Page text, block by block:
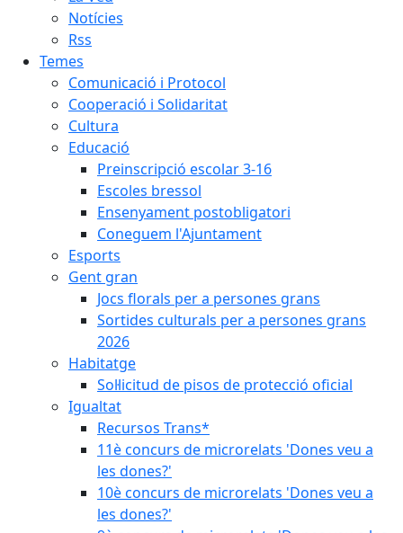
Notícies
Rss
Temes
Comunicació i Protocol
Cooperació i Solidaritat
Cultura
Educació
Preinscripció escolar 3-16
Escoles bressol
Ensenyament postobligatori
Coneguem l'Ajuntament
Esports
Gent gran
Jocs florals per a persones grans
Sortides culturals per a persones grans
2026
Habitatge
Sol·licitud de pisos de protecció oficial
Igualtat
Recursos Trans*
11è concurs de microrelats 'Dones veu a
les dones?'
10è concurs de microrelats 'Dones veu a
les dones?'